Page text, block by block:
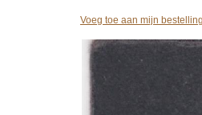
Voeg toe aan mijn bestelling